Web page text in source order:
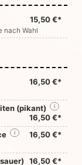
15,50 €*
nach Wahl
16,50 €*
(pikant)
16,50 €*
i
16,50 €*
i
16,50 €*